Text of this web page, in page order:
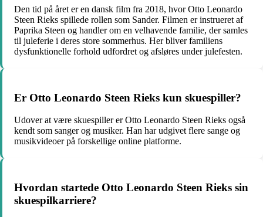
Den tid på året er en dansk film fra 2018, hvor Otto Leonardo
Steen Rieks spillede rollen som Sander. Filmen er instrueret af
Paprika Steen og handler om en velhavende familie, der samles
til juleferie i deres store sommerhus. Her bliver familiens
dysfunktionelle forhold udfordret og afsløres under julefesten.
Er Otto Leonardo Steen Rieks kun skuespiller?
Udover at være skuespiller er Otto Leonardo Steen Rieks også
kendt som sanger og musiker. Han har udgivet flere sange og
musikvideoer på forskellige online platforme.
Hvordan startede Otto Leonardo Steen Rieks sin
skuespilkarriere?